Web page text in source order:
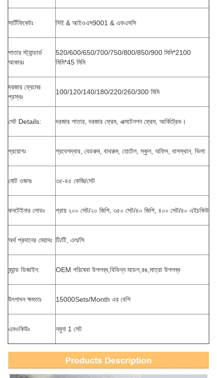
সার্টিফিকেটঃ সিই & আইওএস9001 & এফএসসি
পাতার স্ট্যান্ডার্ড
আকারঃ
520/600/650/700/750/800/850/900 মিমি*2100
মিমি*45 মিমি
দরজার ফ্রেমের
প্রস্থঃ
100/120/140/180/220/260/300 মিমি
সেট Details: দরজার পাতার, দরজার ফ্রেম, এক্সটেনশন ফ্রেম, আর্কিট্রেভ।
প্রয়োগঃ প্রবেশদ্বার, বেডরুম, বাথরুম, হোটেল, স্কুল, অফিস, বাসস্থান, ভিলা
মোট ওজনঃ ৩৫-৪৫ কেজি/সেট
কনটেইনার লোডঃ প্রায় ২০০ সেট/২০ জিপি, ৩৫০ সেট/৪০ জিপি, ৪০০ সেট/৪০ এইচকিউ
অর্থ প্রদানের মেয়াদঃ টি/টি, এল/সি
ব্র্যান্ড ডিজাইন: OEM পরিষেবা উপলব্ধ,বিভিন্ন মডেল,রঙ,মাত্রা উপলব্ধ
উৎপাদন ক্ষমতাঃ 15000Sets/Month এর বেশি
এমওকিউঃ নমুনা 1 সেট